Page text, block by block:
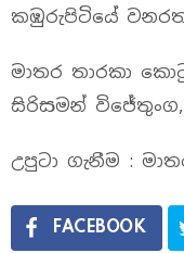
කඹුරුපිටියේ
මාතර තාරකා
සිරිසමන් විජේතුංග,
උපුටා ගැනීම :
FACEBOOK